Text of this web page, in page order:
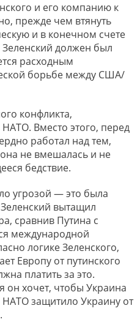
и его компанию к
прежде чем втянуть
и в конечном счете
должен был
расходным
борьбе между США/
конфликта,
Вместо этого, перед
работал над тем,
не вмешалась и не
бедствие.
угрозой — это была
вытащил
сравнив Путина с
международной
логике Зеленского,
Европу от путинского
платить за это.
он хочет, чтобы Украина
защитило Украину от